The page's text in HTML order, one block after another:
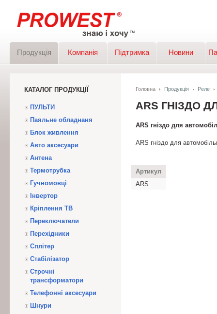
Продукція Компанія Підтримка Новини
КАТАЛОГ ПРОДУКЦІЇ
ПУЛЬТИ
Паяльне обладнаня
Блок живлення
Авто аксесуари
Антена
Термотрубка
Гучномовці
Інвертор
Кріплення ТВ
Переключатели
Перехідники
Сплітер
Стабілізатор
Строчні
трансформатори
Телефонні аксесуари
Шнури
Головна Продукція Реле
ARS ГНІЗДО
ARS гніздо для
ARS гніздо для
Артикул
ARS